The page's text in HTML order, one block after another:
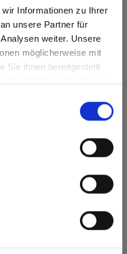
Informationen zu Ihrer
unsere Partner für
weiter. Unsere
möglicherweise mit
Sie ihnen bereitgestellt
Verenigde
Slagvast
Oplosmiddelbestendig
Duurzaam gesloten
Neem contact met ons op!